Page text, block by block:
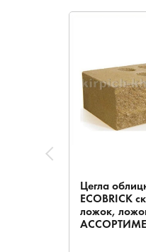
Цегла
ECOBRICK
ложок,